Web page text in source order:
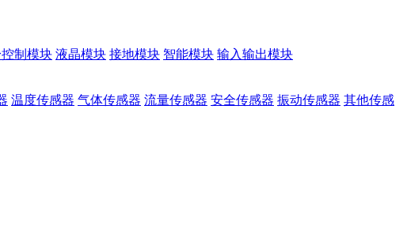
制模块 液晶模块 接地模块 智能模块 输入输出模块
温度传感器 气体传感器 流量传感器 安全传感器 振动传感器 其他传感